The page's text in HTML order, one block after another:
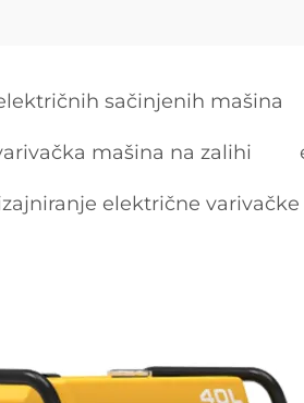
sačinjenih mašina
mašina na zalihi
električne